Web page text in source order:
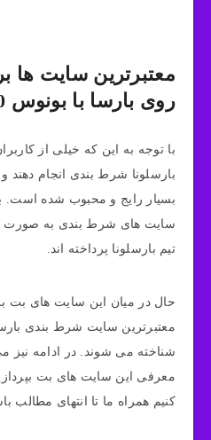
معتبرترین سایت‌ ها
روی بارسا با بونوس 200 درصدی
با توجه به این که خیلی از
بارسلونا شرط بندی انجام دهند
بسیار رایج و محبوب شده است.
سایت‌ های شرط‌ بندی به صورت
تیم بارسلونا پرداخته اند.
حال در میان این سایت‌ های بت
شناخته می‌ شوند. در ادامه نیز
معرفی این سایت‌ های بت
کنیم همراه ما تا انتهای مطالب